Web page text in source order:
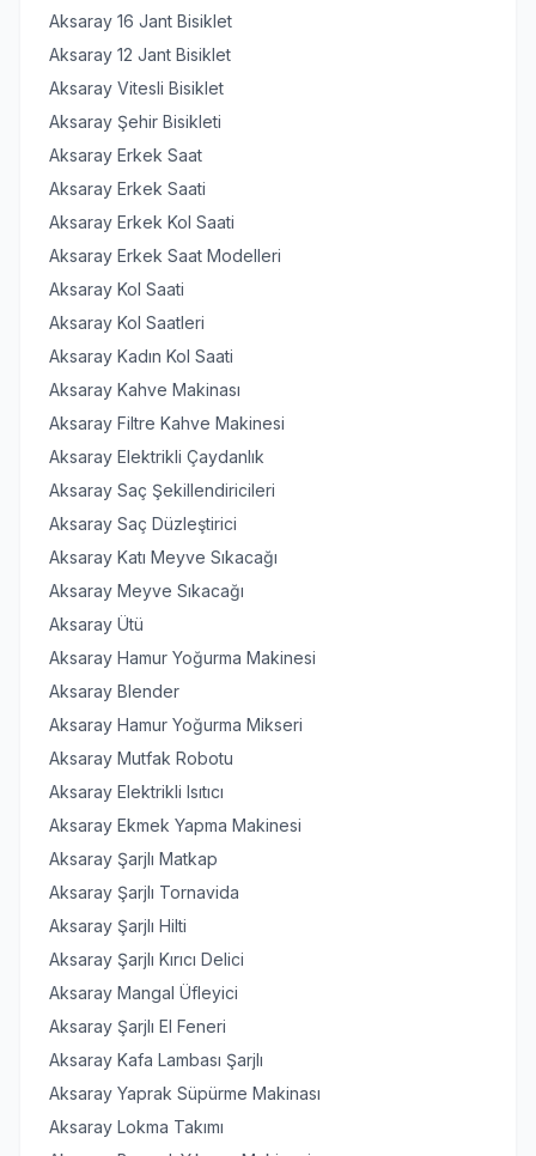
Aksaray 16 Jant Bisiklet
Aksaray 12 Jant Bisiklet
Aksaray Vitesli Bisiklet
Aksaray Şehir Bisikleti
Aksaray Erkek Saat
Aksaray Erkek Saati
Aksaray Erkek Kol Saati
Aksaray Erkek Saat Modelleri
Aksaray Kol Saati
Aksaray Kol Saatleri
Aksaray Kadın Kol Saati
Aksaray Kahve Makinası
Aksaray Filtre Kahve Makinesi
Aksaray Elektrikli Çaydanlık
Aksaray Saç Şekillendiricileri
Aksaray Saç Düzleştirici
Aksaray Katı Meyve Sıkacağı
Aksaray Meyve Sıkacağı
Aksaray Ütü
Aksaray Hamur Yoğurma Makinesi
Aksaray Blender
Aksaray Hamur Yoğurma Mikseri
Aksaray Mutfak Robotu
Aksaray Elektrikli Isıtıcı
Aksaray Ekmek Yapma Makinesi
Aksaray Şarjlı Matkap
Aksaray Şarjlı Tornavida
Aksaray Şarjlı Hilti
Aksaray Şarjlı Kırıcı Delici
Aksaray Mangal Üfleyici
Aksaray Şarjlı El Feneri
Aksaray Kafa Lambası Şarjlı
Aksaray Yaprak Süpürme Makinası
Aksaray Lokma Takımı